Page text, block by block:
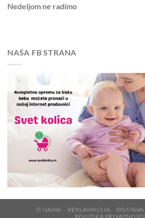
Nedeljom ne radimo
NAŠA FB STRANA
O NAMA REKLAMACIJA DOSTAVA
POLITIKA PRIVATNOSTI